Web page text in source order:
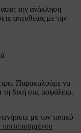
την ανάκληση
απευθείας με την
Παρακαλούμε να
δική σας ασφάλεια.
με τον τοπικό